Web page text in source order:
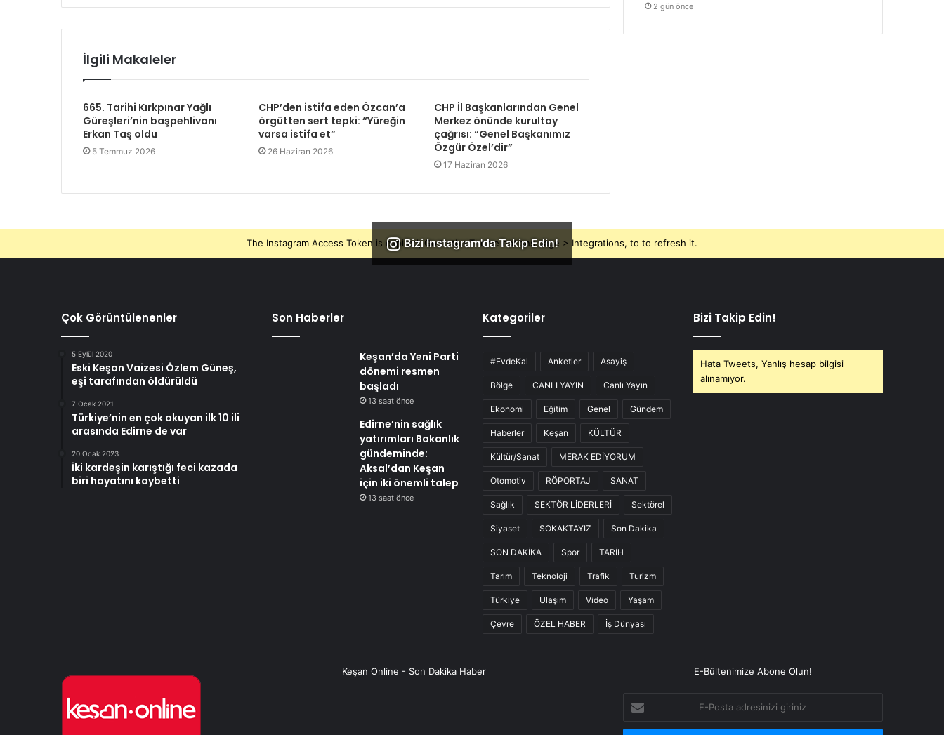
İlgili Makaleler
665. Tarihi Kırkpınar Yağlı
Güreşleri’nin başpehlivanı
Erkan Taş oldu
5 Temmuz 2026
CHP’den istifa eden Özcan’a
örgütten sert tepki: “Yüreğin
varsa istifa et”
26 Haziran 2026
CHP İl Başkanlarından Genel
Merkez önünde kurultay
çağrısı: “Genel Başkanımız
Özgür Özel’dir”
17 Haziran 2026
2 gün önce
Bizi Instagram'da Takip Edin!
The Instagram Access Token is expired, Go to the Theme options page > Integrations, to to refresh it.
Çok Görüntülenenler
5 Eylül 2020
Eski Keşan Vaizesi Özlem Güneş,
eşi tarafından öldürüldü
7 Ocak 2021
Türkiye’nin en çok okuyan ilk 10 ili
arasında Edirne de var
20 Ocak 2023
İki kardeşin karıştığı feci kazada
biri hayatını kaybetti
Son Haberler
Keşan’da Yeni Parti
dönemi resmen
başladı
13 saat önce
Edirne’nin sağlık
yatırımları Bakanlık
gündeminde:
Aksal’dan Keşan
için iki önemli talep
13 saat önce
Kategoriler
#EvdeKal Anketler Asayiş
Bölge CANLI YAYIN Canlı Yayın
Ekonomi Eğitim Genel Gündem
Haberler Keşan KÜLTÜR
Kültür/Sanat MERAK EDİYORUM
Otomotiv RÖPORTAJ SANAT
Sağlık SEKTÖR LİDERLERİ Sektörel
Siyaset SOKAKTAYIZ Son Dakika
SON DAKİKA Spor TARİH
Tarım Teknoloji Trafik Turizm
Türkiye Ulaşım Video Yaşam
Çevre ÖZEL HABER İş Dünyası
Bizi Takip Edin!
Hata Tweets, Yanlış hesap bilgisi
alınamıyor.
Keşan Online - Son Dakika Haber E-Bültenimize Abone Olun!
Posta
adresinizi